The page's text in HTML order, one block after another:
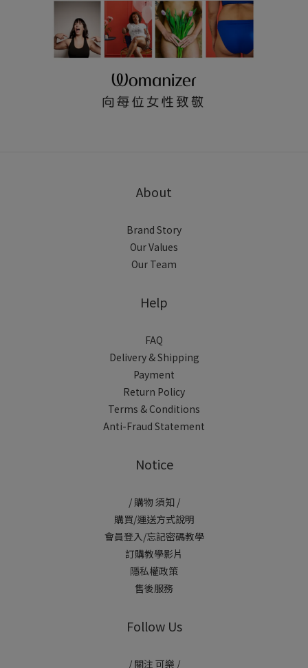
About
Brand Story
Our Values
Our Team
Help
FAQ
Delivery & Shipping
Payment
Return Policy
Terms & Conditions
Anti-Fraud Statement
Notice
/ 購物 須知 /
購買/運送方式說明
會員登入/忘記密碼教學
訂購教學影片
隱私權政策
售後服務
Follow Us
/ 關注 可樂 /